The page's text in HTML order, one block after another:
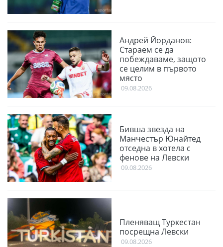
Андрей Йорданов:
Стараем се да
побеждаваме, защото
се целим в първото
място
09.08.2026
Бивша звезда на
Манчестър Юнайтед
отседна в хотела с
фенове на Левски
09.08.2026
Пленяващ Туркестан
посрещна Левски
09.08.2026